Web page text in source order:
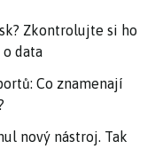
Zkontrolujte si ho
data
Co znamenají
nový nástroj. Tak